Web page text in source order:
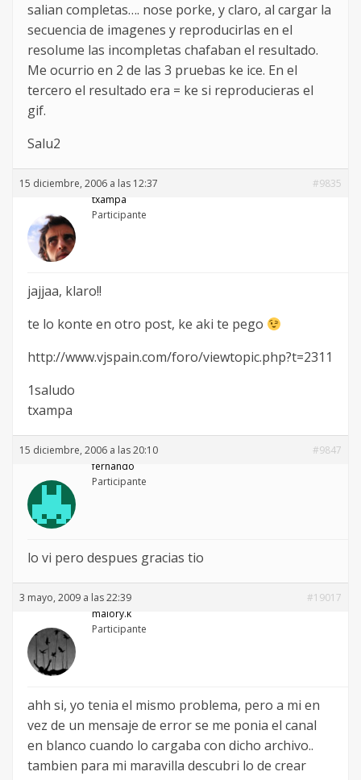
salian completas…. nose porke, y claro, al cargar la
secuencia de imagenes y reproducirlas en el
resolume las incompletas chafaban el resultado.
Me ocurrio en 2 de las 3 pruebas ke ice. En el
tercero el resultado era = ke si reproducieras el
gif.
Salu2
15 diciembre, 2006 a las 12:37
#9835
txampa
Participante
jajjaa, klaro!!
te lo konte en otro post, ke aki te pego
http://www.vjspain.com/foro/viewtopic.php?t=2311
1saludo
txampa
15 diciembre, 2006 a las 20:10
#9847
fernando
Participante
lo vi pero despues gracias tio
3 mayo, 2009 a las 22:39
#19017
malory.k
Participante
ahh si, yo tenia el mismo problema, pero a mi en
vez de un mensaje de error se me ponia el canal
en blanco cuando lo cargaba con dicho archivo..
tambien para mi maravilla descubri lo de crear